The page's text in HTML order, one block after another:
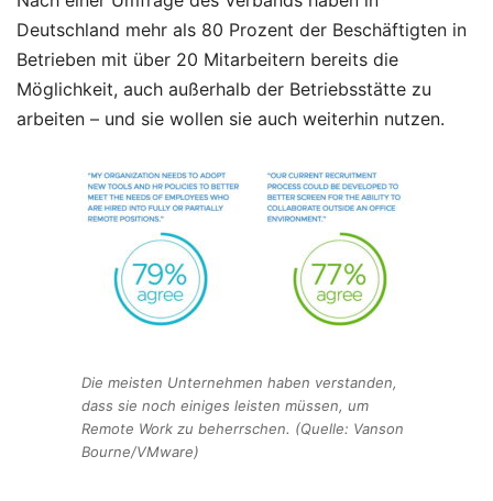
Deutschland mehr als 80 Prozent der Beschäftigten in
Betrieben mit über 20 Mitarbeitern bereits die
Möglichkeit, auch außerhalb der Betriebsstätte zu
arbeiten – und sie wollen sie auch weiterhin nutzen.
Die meisten Unternehmen haben verstanden,
dass sie noch einiges leisten müssen, um
Remote Work zu beherrschen. (Quelle: Vanson
Bourne/VMware)